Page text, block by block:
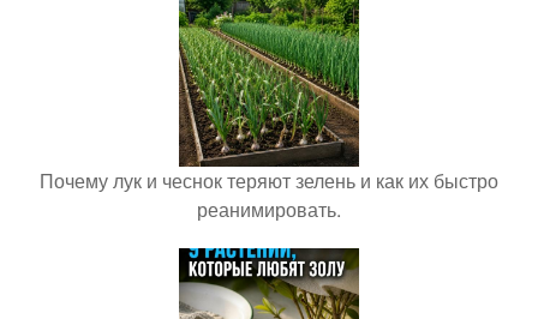
Почему лук и чеснок теряют зелень и как их быстро
реанимировать.